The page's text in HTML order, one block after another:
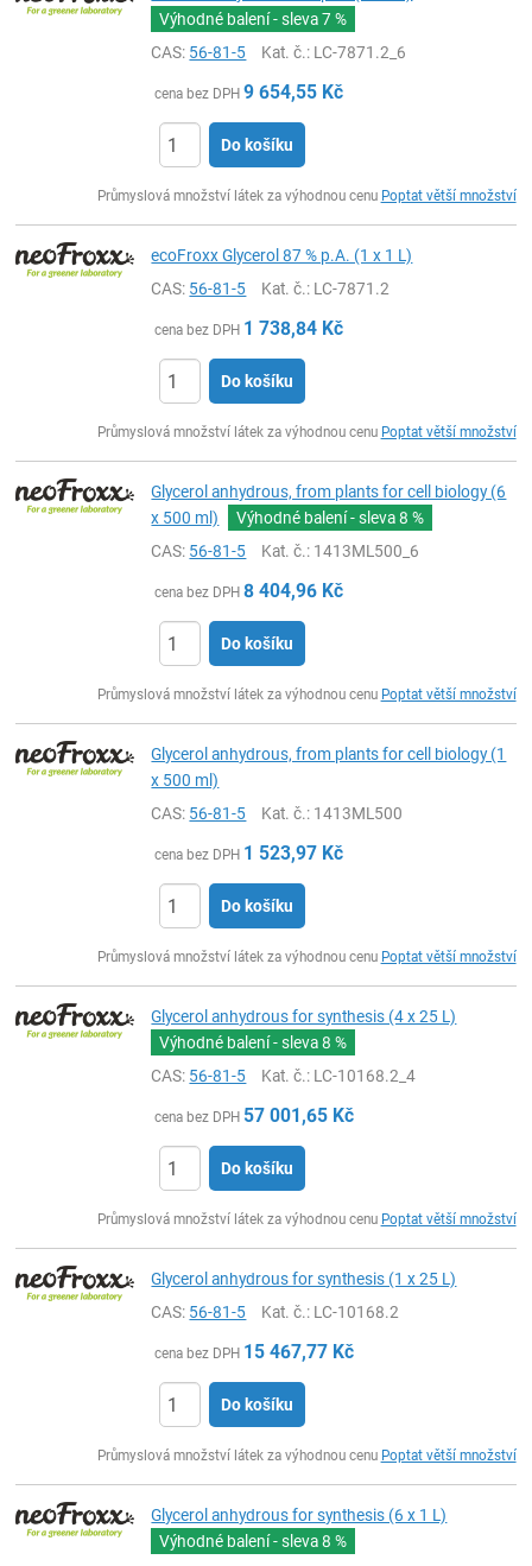
Výhodné balení - sleva7 %
CAS: 56-81-5 Kat. č.: LC-7871.2_6
cena bez DPH 9 654,55 Kč
Do košíku
Průmyslová množství látek za výhodnou cenu Poptat větší množství
ecoFroxx Glycerol 87 % p.A. (1 x 1 L)
CAS: 56-81-5 Kat. č.: LC-7871.2
cena bez DPH 1 738,84 Kč
Do košíku
Průmyslová množství látek za výhodnou cenu Poptat větší množství
Glycerol anhydrous, from plants for cell biology (6
x 500 ml)
Výhodné balení - sleva8 %
CAS: 56-81-5 Kat. č.: 1413ML500_6
cena bez DPH 8 404,96 Kč
Do košíku
Průmyslová množství látek za výhodnou cenu Poptat větší množství
Glycerol anhydrous, from plants for cell biology (1
x 500 ml)
CAS: 56-81-5 Kat. č.: 1413ML500
cena bez DPH 1 523,97 Kč
Do košíku
Průmyslová množství látek za výhodnou cenu Poptat větší množství
Glycerol anhydrous for synthesis (4 x 25 L)
Výhodné balení - sleva8 %
CAS: 56-81-5 Kat. č.: LC-10168.2_4
cena bez DPH 57 001,65 Kč
Do košíku
Průmyslová množství látek za výhodnou cenu Poptat větší množství
Glycerol anhydrous for synthesis (1 x 25 L)
CAS: 56-81-5 Kat. č.: LC-10168.2
cena bez DPH 15 467,77 Kč
Do košíku
Průmyslová množství látek za výhodnou cenu Poptat větší množství
Glycerol anhydrous for synthesis (6 x 1 L)
Výhodné balení - sleva8 %